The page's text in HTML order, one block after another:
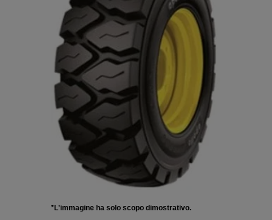
*L'immagine ha solo scopo dimostrativo.